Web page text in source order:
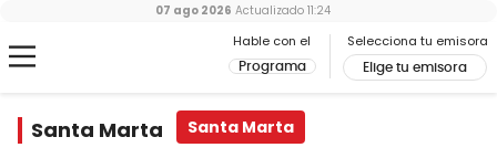
Hable con el
Programa
Selecciona tu emisora
Elige tu emisora
07 ago 2026 Actualizado 11:24
Santa Marta Santa Marta